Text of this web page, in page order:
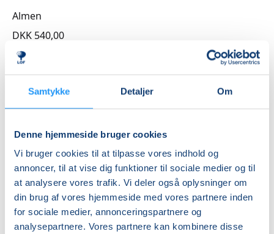
Samtykke Detaljer Om
Denne hjemmeside bruger cookies
Vi bruger cookies til at tilpasse vores indhold og
annoncer, til at vise dig funktioner til sociale medier og til
at analysere vores trafik. Vi deler også oplysninger om
din brug af vores hjemmeside med vores partnere inden
for sociale medier, annonceringspartnere og
analysepartnere. Vores partnere kan kombinere disse
eller telefon. Du får et link inden opstart, og ved
spørgsmål eller behov for teknisk support kan
underviseren kontaktes.
Du kan læse mere om Isabel på hendes hjemmeside
her:https://balancebyisa.dk
https://www.instagram.com/balancebyisa/
Vil du se LOF's øvrige online hold, så klik her
Almen
DKK 540,00
Info
Nummer
3262900
Første mødegang
tirsdag 29.09.2026, kl. 19.30 - 21.00
Sidste mødegang
tirsdag 10.11.2026, kl. 19.30 - 21.00
Antal mødegange
6mødegange